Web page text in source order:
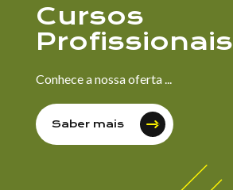
Cursos
Profissionais
Conhece a nossa oferta ...
Saber mais